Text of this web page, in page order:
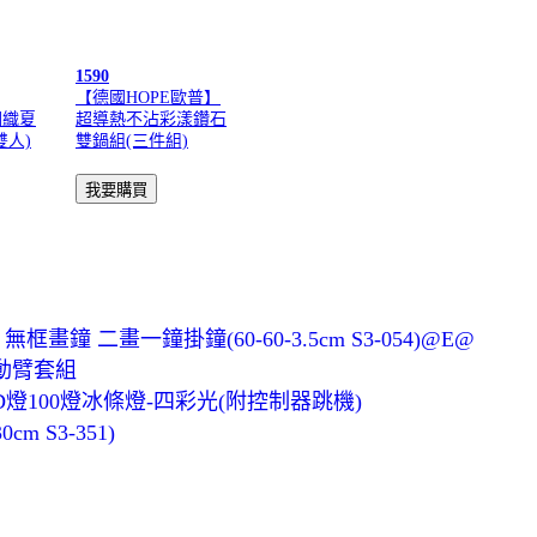
夏
人)
1590
【德國HOPE歐普】
超導熱不沾彩漾鑽石
雙鍋組(三件組)
框畫鐘 二畫一鐘掛鐘(60-60-3.5cm S3-054)@E@
臂套組
100燈冰條燈-四彩光(附控制器跳機)
S3-351)